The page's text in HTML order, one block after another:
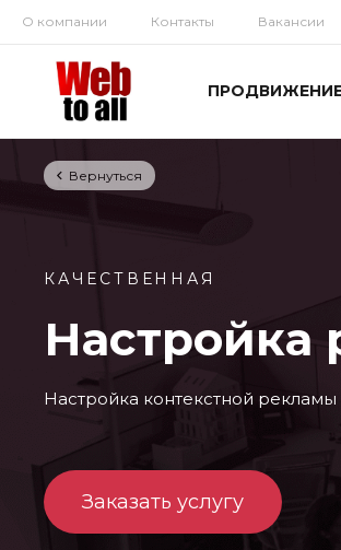
О компании Контакты Вакансии
Вернуться
КАЧЕСТВЕННАЯ
Настройка
Настройка контекстной
Заказать услугу